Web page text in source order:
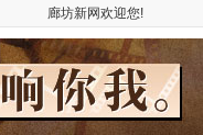
廊坊新网欢迎您!